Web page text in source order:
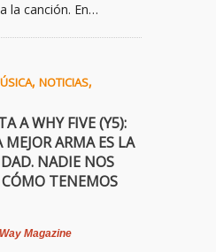
la canción. En…
, NOTICIAS,
A WHY FIVE (Y5):
MEJOR ARMA ES LA
NADIE NOS
TENEMOS
Magazine